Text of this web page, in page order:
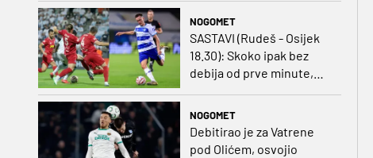
NOGOMET
SASTAVI (Rudeš - Osijek
18.30): Skoko ipak bez
debija od prve minute,
prvo kolo
NOGOMET
Debitirao je za Vatrene
pod Olićem, osvojio